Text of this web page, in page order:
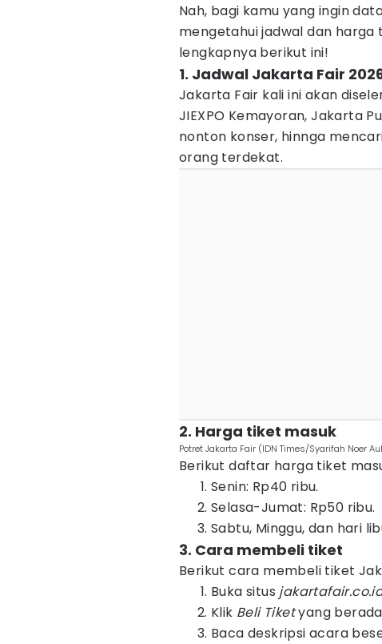
Nah, bagi kamu yang ingin
mengetahui jadwal dan harga
lengkapnya berikut ini!
1. Jadwal Jakarta Fair
Jakarta Fair kali ini akan
JIEXPO Kemayoran, Jakarta
nonton konser, hinnga
orang terdekat.
2. Harga tiket masuk
Potret Jakarta Fair (IDN Times/Syarifah Noer
Berikut daftar harga tiket
Senin: Rp40 ribu.
Selasa-Jumat: Rp50 ribu.
Sabtu, Minggu, dan hari
3. Cara membeli tiket
Berikut cara membeli tiket
Buka situs
Klik Beli Tiketyang
Baca deskripsi acara